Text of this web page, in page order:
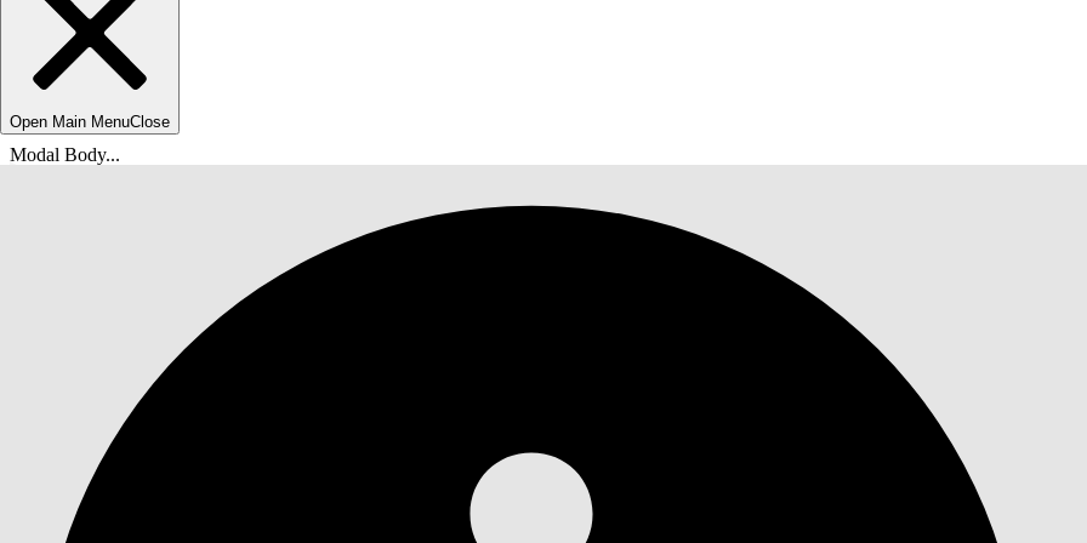
Open Main MenuClose
Modal Body...
Вы находитесь здесь: